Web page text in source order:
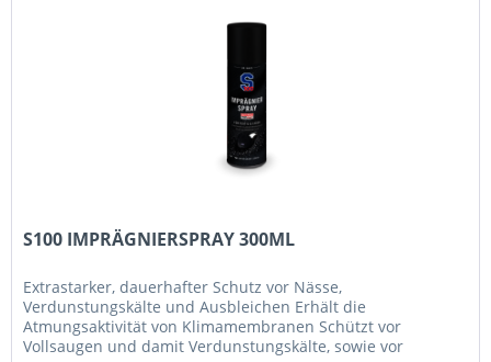
S100 IMPRÄGNIERSPRAY 300ML
Extrastarker, dauerhafter Schutz vor Nässe,
Verdunstungskälte und Ausbleichen Erhält die
Atmungsaktivität von Klimamembranen Schützt vor
Vollsaugen und damit Verdunstungskälte, sowie vor